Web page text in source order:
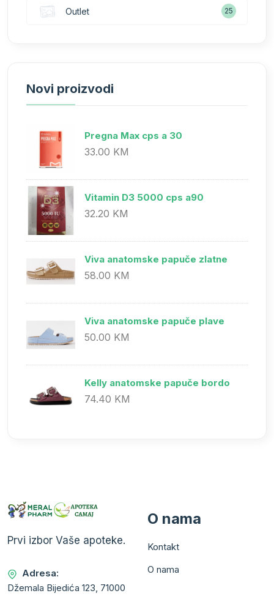
Outlet 25
Novi proizvodi
Pregna Max cps a 30
33.00 KM
Vitamin D3 5000 cps a90
32.20 KM
Viva anatomske papuče zlatne
58.00 KM
Viva anatomske papuče plave
50.00 KM
Kelly anatomske papuče bordo
74.40 KM
Prvi izbor Vaše apoteke.
Adresa:
Džemala Bijedića 123, 71000
O nama
Kontakt
O nama